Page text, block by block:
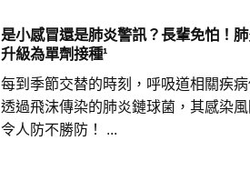
是小感冒還是肺炎警訊？長輩免怕！
升級為單劑接種¹
每到季節交替的時刻，呼吸道相關疾
透過飛沫傳染的肺炎鏈球菌，其感染風
令人防不勝防！ ...